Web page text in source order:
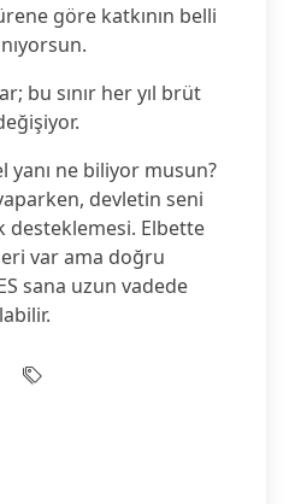
göre katkının belli
bu sınır her yıl brüt
yanı ne biliyor musun?
devletin seni
desteklemesi. Elbette
var ama doğru
sana uzun vadede